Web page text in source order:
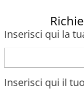
Inserisci qui la
Inserisci qui il